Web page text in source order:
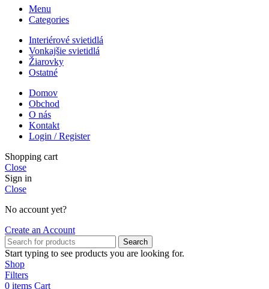
Menu
Categories
Interiérové svietidlá
Vonkajšie svietidlá
Žiarovky
Ostatné
Domov
Obchod
O nás
Kontakt
Login / Register
Shopping cart
Close
Sign in
Close
No account yet?
Create an Account
Search
Start typing to see products you are looking for.
Shop
Filters
0 items Cart